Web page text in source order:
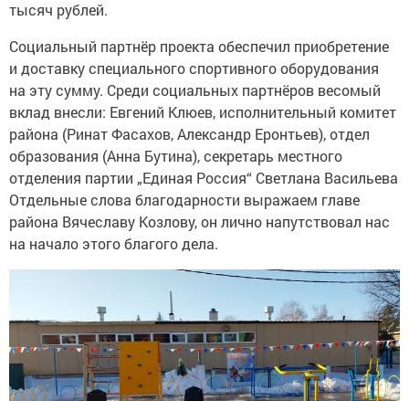
тысяч рублей.
Социальный партнёр проекта обеспечил приобретение
и доставку специального спортивного оборудования
на эту сумму. Среди социальных партнёров весомый
вклад внесли: Евгений Клюев, исполнительный комитет
района (Ринат Фасахов, Александр Еронтьев), отдел
образования (Анна Бутина), секретарь местного
отделения партии „Единая Россия“ Светлана Васильева
Отдельные слова благодарности выражаем главе
района Вячеславу Козлову, он лично напутствовал нас
на начало этого благого дела.